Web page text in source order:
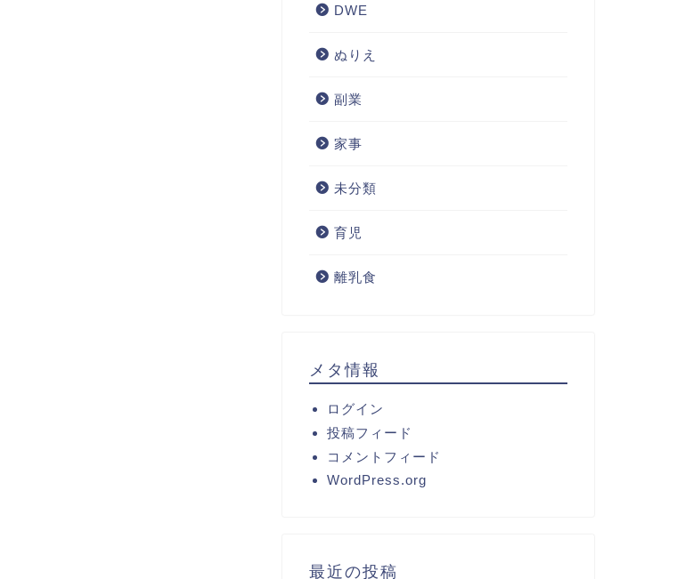
DWE
ぬりえ
副業
家事
未分類
育児
離乳食
メタ情報
ログイン
投稿フィード
コメントフィード
WordPress.org
最近の投稿